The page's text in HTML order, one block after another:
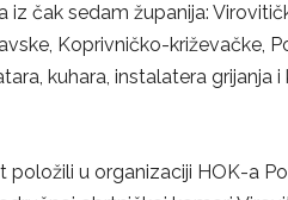
iz čak sedam županija:
Koprivničko-križevačke,
kuhara, instalatera grijanja
položili u organizaciji HOK-a